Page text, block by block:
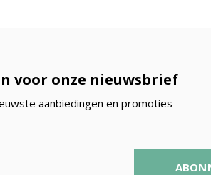
voor onze nieuwsbrief
aanbiedingen en promoties